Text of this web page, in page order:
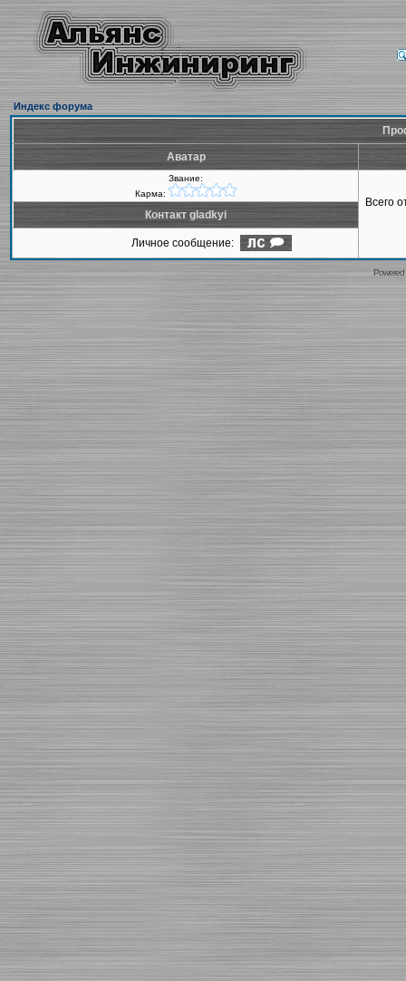
Индекс форума
Аватар
Звание:
Карма:
Всего
Контакт gladkyi
Личное сообщение: